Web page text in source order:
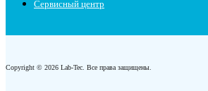
Сервисный центр
Copyright © 2026 Lab-Tec. Все права защищены.